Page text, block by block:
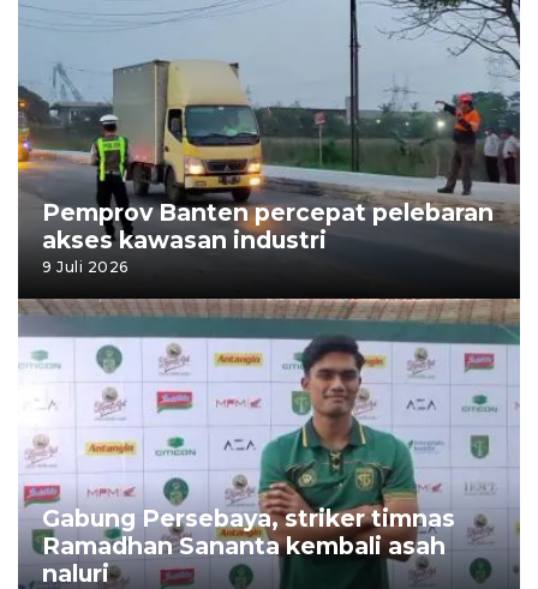
Pemprov Banten percepat pelebaran
akses kawasan industri
9 Juli 2026
Gabung Persebaya, striker timnas
Ramadhan Sananta kembali asah
naluri